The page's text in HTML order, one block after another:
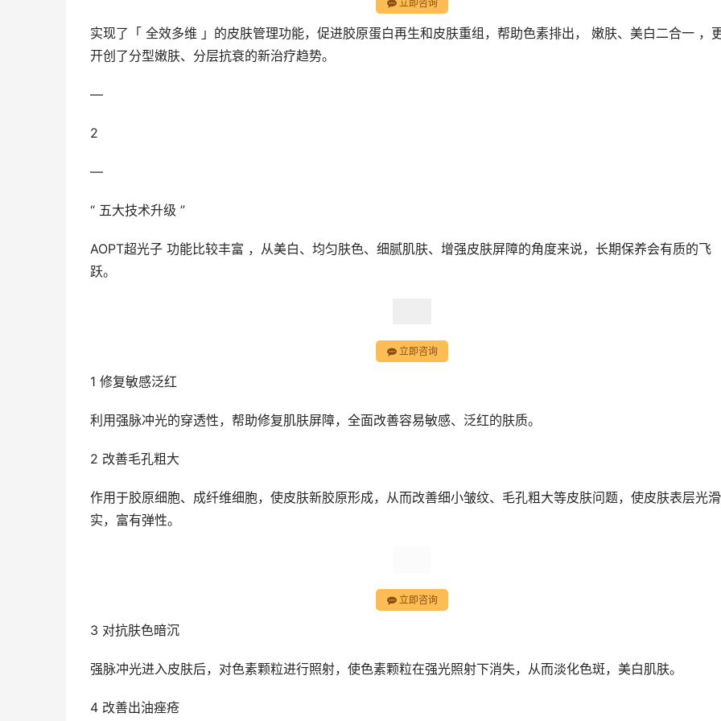
立即咨询
实现了「 全效多维 」的皮肤管理功能，促进胶原蛋白再生和皮肤重组，帮助色素排出， 嫩肤、美白二合一 ，
开创了分型嫩肤、分层抗衰的新治疗趋势。
—
2
—
“ 五大技术升级 ”
AOPT超光子 功能比较丰富 ，从美白、均匀肤色、细腻肌肤、增强皮肤屏障的角度来说，长期保养会有质的飞
跃。
立即咨询
1 修复敏感泛红
利用强脉冲光的穿透性，帮助修复肌肤屏障，全面改善容易敏感、泛红的肤质。
2 改善毛孔粗大
作用于胶原细胞、成纤维细胞，使皮肤新胶原形成，从而改善细小皱纹、毛孔粗大等皮肤问题，使皮肤表层光
实，富有弹性。
立即咨询
3 对抗肤色暗沉
强脉冲光进入皮肤后，对色素颗粒进行照射，使色素颗粒在强光照射下消失，从而淡化色斑，美白肌肤。
4 改善出油痤疮